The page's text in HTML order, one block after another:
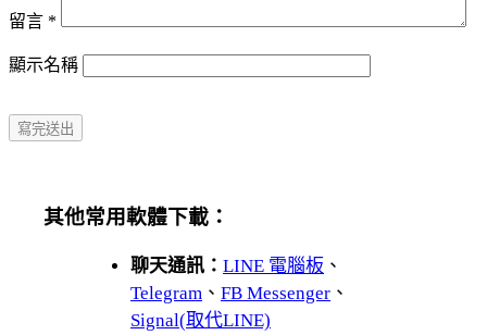
留言 *
顯示名稱
其他常用軟體下載：
聊天通訊： LINE 電腦板 、
Telegram 、 FB Messenger 、
Signal(取代LINE)